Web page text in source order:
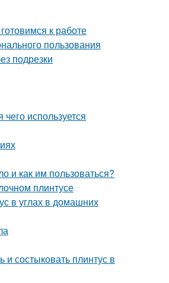
к работе
пользования
подрезки
используется
и как им пользоваться?
плинтусе
в углах в домашних
и состыковать плинтус в